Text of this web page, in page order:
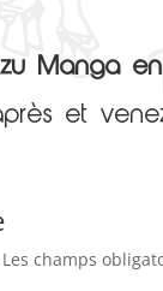
Manga
et
Les champs